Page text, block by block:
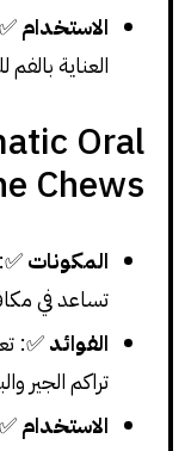
الاستخدام
العناية
Oral
Chews
المكونات
تساعد في
الفوائد✅:
تراكم الجير
الاستخدام